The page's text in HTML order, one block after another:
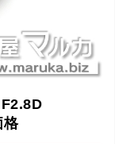
F2.8D
格